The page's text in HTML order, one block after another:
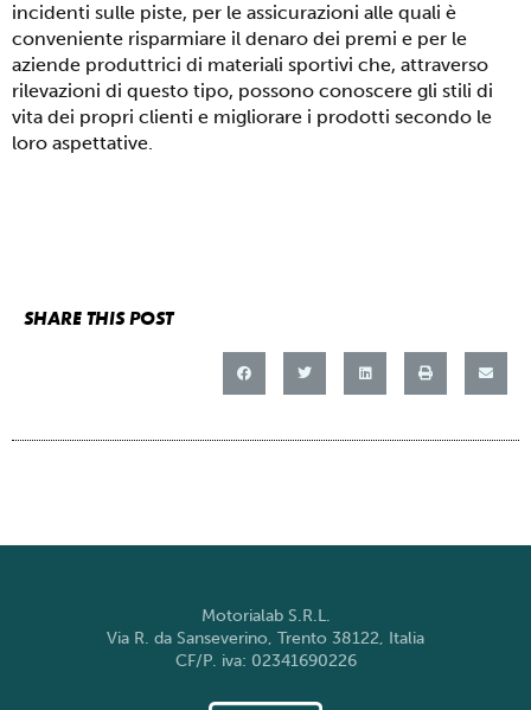
incidenti sulle piste, per le assicurazioni alle quali è
conveniente risparmiare il denaro dei premi e per le
aziende produttrici di materiali sportivi che, attraverso
rilevazioni di questo tipo, possono conoscere gli stili di
vita dei propri clienti e migliorare i prodotti secondo le
loro aspettative.
SHARE THIS POST
Motorialab S.R.L.
Via R. da Sanseverino, Trento 38122, Italia
CF/P. iva: 02341690226